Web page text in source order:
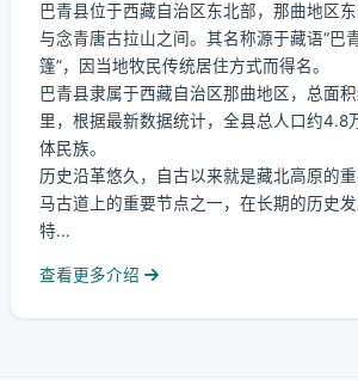
巴青县位于西藏自治区东北部，那曲地区
与念青唐古拉山之间。其名称源于藏语“巴
篷”，因当地牧民传统居住方式而得名。
巴青县隶属于西藏自治区那曲地区，总面
里，根据最新数据统计，全县总人口约4.8
体民族。
历史沿革悠久，自古以来就是藏北高原的
马古道上的重要节点之一，在长期的历史
特...
查看更多介绍